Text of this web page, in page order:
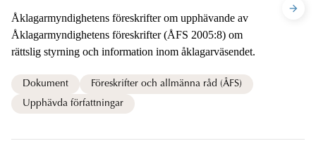
Åklagarmyndighetens föreskrifter om upphävande av
Åklagarmyndighetens föreskrifter (ÅFS 2005:8) om
rättslig styrning och information inom åklagarväsendet.
Dokument
Föreskrifter och allmänna råd (ÅFS)
Upphävda författningar